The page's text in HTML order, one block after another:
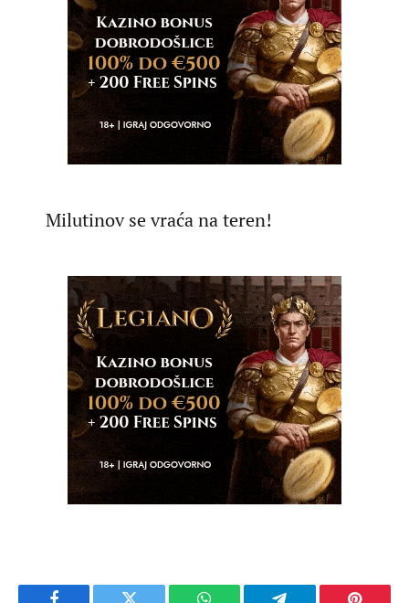
Milutinov se vraća na teren!